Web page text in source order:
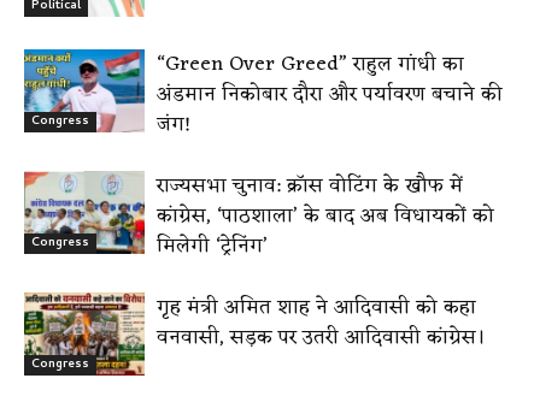
Political
Congress
“Green Over Greed” राहुल गांधी का
अंडमान निकोबार दौरा और पर्यावरण बचाने की
जंग!
Congress
राज्यसभा चुनाव: क्रॉस वोटिंग के खौफ में
कांग्रेस, ‘पाठशाला’ के बाद अब विधायकों को
मिलेगी ‘ट्रेनिंग’
Congress
गृह मंत्री अमित शाह ने आदिवासी को कहा
वनवासी, सड़क पर उतरी आदिवासी कांग्रेस।